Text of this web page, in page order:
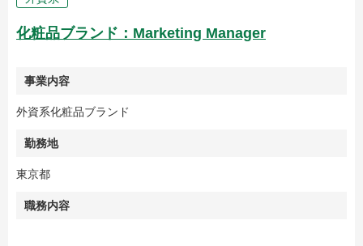
化粧品ブランド：Marketing Manager
事業内容
外資系化粧品ブランド
勤務地
東京都
職務内容